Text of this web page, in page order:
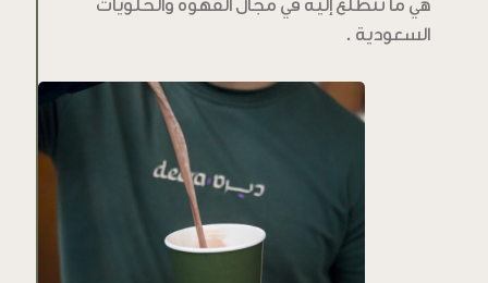
هي ما نتطلع إليه في مجال القهوه والحلويات
السعودية .